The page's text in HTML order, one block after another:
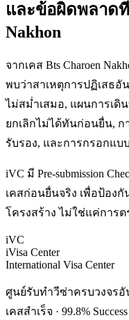
และข้อผิดพลาด
Nakhon
จากเคส Bts Charoen
พบว่าสาเหตุการปฏิเสธอั
ไม่สม่ำเสมอ, แผนการเดิ
ยกเลิกไม่ได้ทันก่อนยื่น, ก
รับรอง, และการกรอกแ
iVC มี Pre-submission
เคสก่อนยื่นจริง เพื่อป้อง
โครงสร้าง ไม่ใช่แค่การต
iVC
iVisa Center
International Visa Center
ศูนย์รับทำวีซ่าครบวงจรอั
เคสสำเร็จ · 99.8%